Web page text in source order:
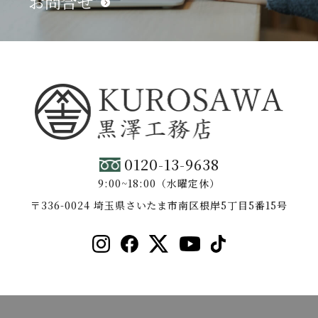
0120-13-9638
9:00~18:00（水曜定休）
〒336-0024 埼玉県さいたま市南区根岸5丁目5番15号